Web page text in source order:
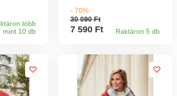
és több
mint 10 db
Mosógépben mosható
30°C-on.
- 70%
30 090 Ft
7 590 Ft Raktáron 5 db